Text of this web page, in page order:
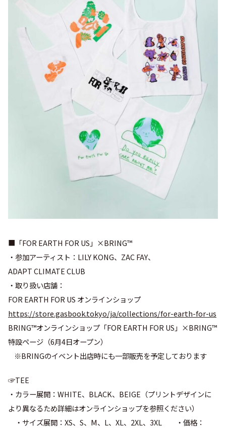
■「FOR EARTH FOR US 」×BRING™
・参加アーティスト： LILY KONG、 ZAC FAY、
ADAPT CLIMATE CLUB
・取り扱い店舗：
FOR EARTH FOR US オンラインショップ
https://store.gasbook.tokyo/ja/collections/for-earth-for-us
BRING™オンラインショップ「FOR EARTH FOR US 」×BRING™
特設ページ（6月4日オープン）
※BRINGのイベント出店時にも一部販売を予定しております
☞TEE
・カラー展開： WHITE、 BLACK、 BEIGE （プリントデザインに
より異なるため詳細はオンラインショップを参照ください）
・サイズ展開： XS、 S、 M、 L、 XL、 2XL、 3XL ・価格：